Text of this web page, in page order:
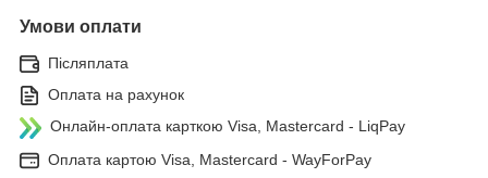
Умови оплати
Післяплата
Оплата на рахунок
Онлайн-оплата карткою Visa, Mastercard - LiqPay
Оплата картою Visa, Mastercard - WayForPay